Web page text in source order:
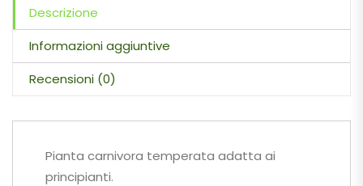
Descrizione
Informazioni aggiuntive
Recensioni (0)
Pianta carnivora temperata adatta ai
principianti.